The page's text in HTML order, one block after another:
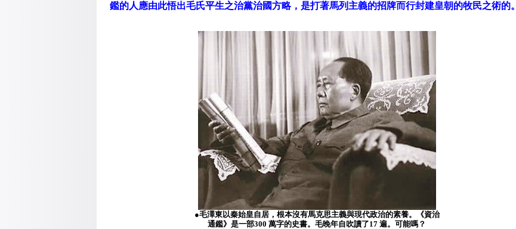
鑑的人應由此悟出毛氏平生之治黨治國方略，是打著馬列主義的招牌而行封建皇朝的牧民之術的。
●毛澤東以秦始皇自居，根本沒有馬克思主義與現代政治的素養。《資治
通鑑》是一部300 萬字的史書。毛晚年自吹讀了17 遍。可能嗎？